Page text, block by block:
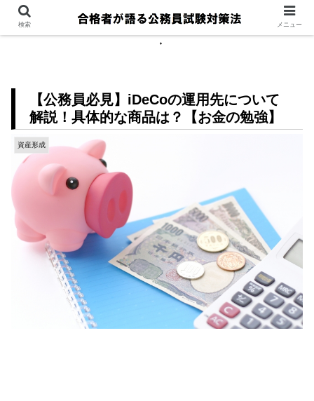
【公務員必見】iDeCoの運用先について
解説！具体的な商品は？【お金の勉強】
資産形成
検索 メニュー